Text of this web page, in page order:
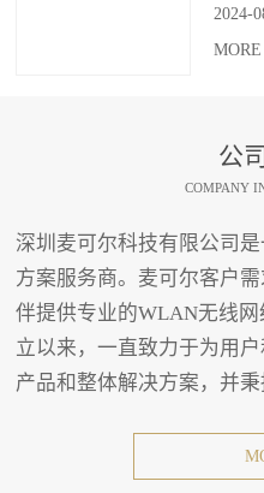
2024-
MORE
公
COMPANY
深圳麦可尔科技有限公司
方案服务商。麦可尔客户
伴提供专业的WLAN无线
立以来，一直致力于为用
产品和整体解决方案，并